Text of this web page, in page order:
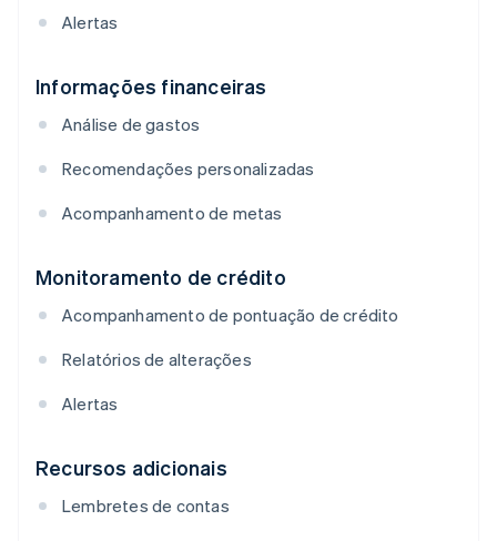
Alertas
Informações financeiras
Análise de gastos
Recomendações personalizadas
Acompanhamento de metas
Monitoramento de crédito
Acompanhamento de pontuação de crédito
Relatórios de alterações
Alertas
Recursos adicionais
Lembretes de contas